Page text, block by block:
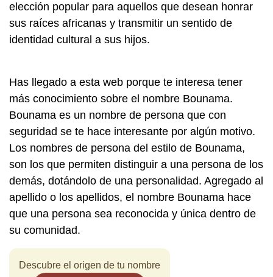
elección popular para aquellos que desean honrar
sus raíces africanas y transmitir un sentido de
identidad cultural a sus hijos.
Has llegado a esta web porque te interesa tener
más conocimiento sobre el nombre Bounama.
Bounama es un nombre de persona que con
seguridad se te hace interesante por algún motivo.
Los nombres de persona del estilo de Bounama,
son los que permiten distinguir a una persona de los
demás, dotándolo de una personalidad. Agregado al
apellido o los apellidos, el nombre Bounama hace
que una persona sea reconocida y única dentro de
su comunidad.
Descubre el origen de tu nombre